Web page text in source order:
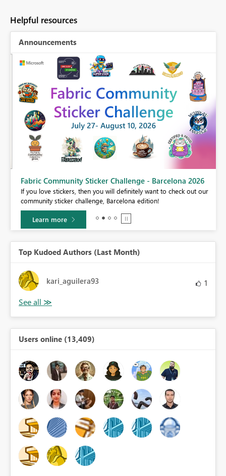
Helpful resources
Announcements
Fabric Community Sticker Challenge - Barcelona 2026
If you love stickers, then you will definitely want to check out our
community sticker challenge, Barcelona edition!
Learn more
Top Kudoed Authors (Last Month)
kari_aguilera93 1
Users online (13,409)